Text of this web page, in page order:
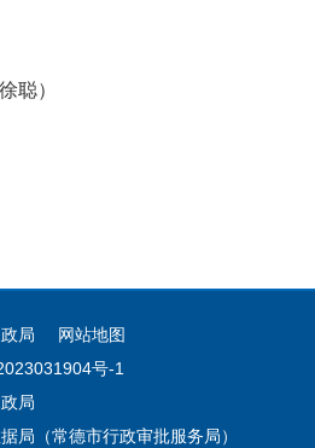
聪）
局
网站地图
号-1
局
局（常德市行政审批服务局）